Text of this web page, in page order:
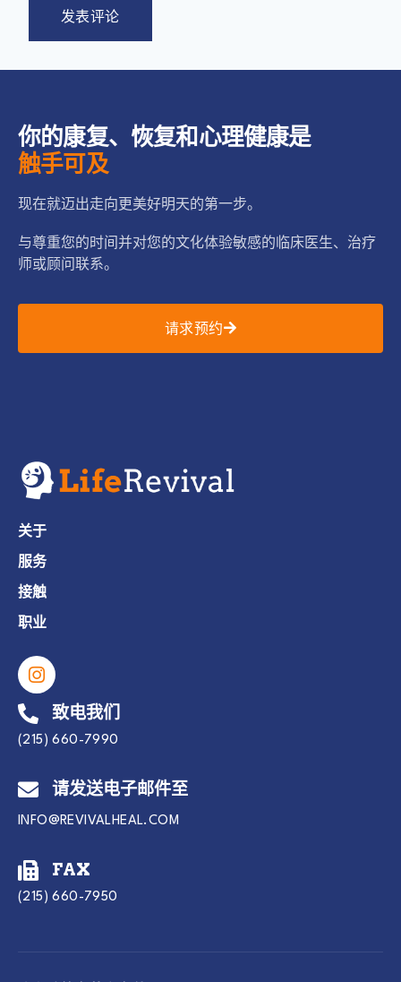
你的康复、恢复和心理健康是
触手可及
现在就迈出走向更美好明天的第一步。
与尊重您的时间并对您的文化体验敏感的临床医生、治疗
师或顾问联系。
请求预约
关于
服务
接触
职业
致电我们
(215) 660-7990
请发送电子邮件至
INFO@REVIVALHEAL.COM
FAX
(215) 660-7950